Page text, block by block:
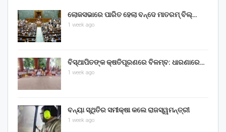
ଲୋକସଭାରେ ପାରିତ ହେଲା ବନ୍ଦେ ମାତରମ୍‌ ବିଲ୍‌…
1 week ago
ବିସ୍ଥାପିତଙ୍କ କ୍ଷତିପୂରଣରେ ବିଳମ୍ବ: ଧାରଣାରେ…
1 week ago
ବନ୍ୟା ସ୍ଥିତିର ସମୀକ୍ଷା କଲେ ରାଜସ୍ୱମନ୍ତ୍ରୀ
1 week ago